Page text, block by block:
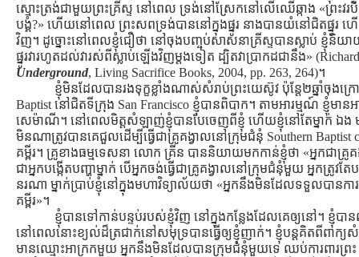
ស្មោះត្រង់ជាមួយព្រះគ្រីស្ទ នៅពេល ទ្រង់នៅស្រែកនៅលើឈើឆ្កាង «ព្រះ
បង្គំ?» ហើយនៅពេល ព្រះសពទ្រង់បាននៅក្នុងផ្នូរ នាងបានយំនៅជិតផ្នូ
វិញ។ ដូច្នោះនៅពេលខ្ញុំជឿថា នៅចុងបញ្ចប់សាសនាគ្រីស្ទបានស្លាប់ ខ្ញុំនិ
ផ្នូរវារហូតដល់វារស់ពីស្លាប់ឡើងវិញម្ដងទៀត ដ្បិតវាប្រាកដជានឹង»
Underground, Living Sacrifice Books, 2004, pp. 263, 264)។
ខ្ញុំមិនដែលបានរងទុក្ខខ្លាំងណាស់សំរាប់ព្រះយេស៊ូវ ប៉ុន្ដែ២ឆ្នាំចុង
Baptist នៅជិតទីក្រុង San Francisco ខ្ញុំបានពិបាក។ តាមអារម្មណ៍ ខ្ញុំមាន
សេម៉ាណី។ នៅពេលមិត្ដសំឡាញ់ខ្ញុំបានបែចេញពីខ្ញុំ ហើយខ្ញុំនៅតែម្នាក់ ឯង មា
មិនណាត្រូវបានគេជួលដើម្បីធ្វើជាគ្រូគង្វាលនៅក្រុមជំនុំ Southern Baptist
គម្ពីរ។ គ្រូខាងធម្មទេសនា លោក គ្រីន បាននិយាយមកកាន់ខ្ញុំថា «អ្នកជាគ្រូគង្
ជាអ្នកបង្កើតបញ្ហាម្នាក់ បើអ្នកចង់ធ្វើជាគ្រូគង្វាលនៅក្រុមជំនុំមួយ អ្នកត្រូវ
នរណា ម្នាក់ប្រាប់ខ្ញុំនៅក្នុងមហាវិទ្យាល័យថា «អ្នកនឹងមិនដែលទទួលបានកា
គម្ពីរ»។
ខ្ញុំបានទៅកាន់បន្ទប់របស់ខ្ញុំវិញ នៅក្នុងកន្លែងដែលគេឲ្យនៅ។ ខ្ញុំប
នៅពេលនោះខ្យល់ដ៏ត្រជាក់នៅសមុទ្របានធ្វើឲ្យខ្ញុំញាក់។ ខ្ញុំបន្ដគិតពីពាក្យ
មានឈ្មោះអាក្រកមួយ អ្នកនឹងមិនដែលបានក្រុមជំនុំមួយទេ ឈប់ការពារព្រះ